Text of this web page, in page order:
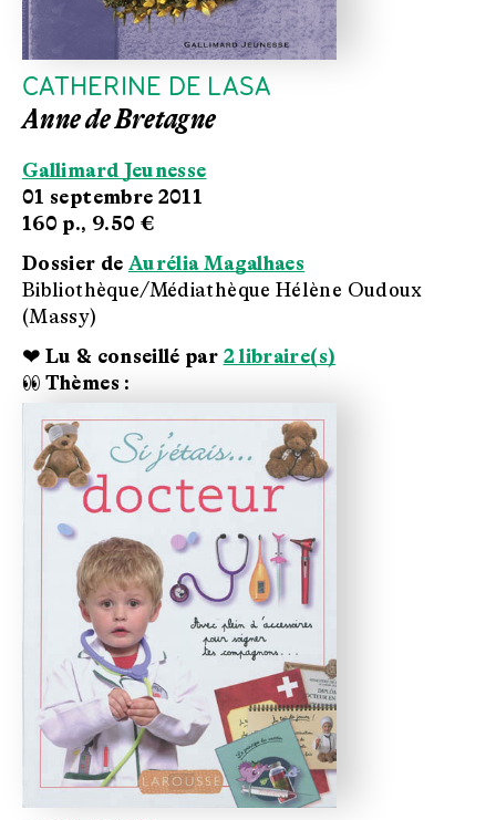
CATHERINE DE LASA
Anne de Bretagne
Gallimard Jeunesse
01 septembre 2011
160 p., 9.50 €
Dossier de Aurélia Magalhaes
Bibliothèque/Médiathèque Hélène Oudoux
(Massy)
❤ Lu & conseillé par 2 libraire(s)
👀 Thèmes :